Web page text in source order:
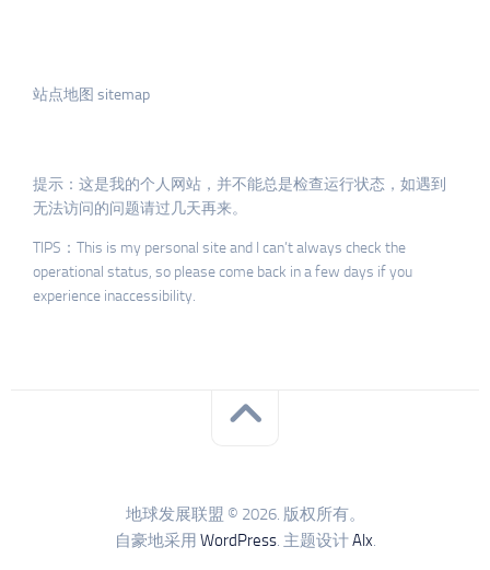
站点地图 sitemap
提示：这是我的个人网站，并不能总是检查运行状态，如遇到
无法访问的问题请过几天再来。
TIPS：This is my personal site and I can’t always check the
operational status, so please come back in a few days if you
experience inaccessibility.
地球发展联盟 © 2026. 版权所有。
自豪地采用 WordPress. 主题设计Alx.